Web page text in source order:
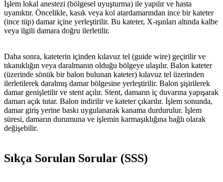
İşlem lokal anestezi (bölgesel uyuşturma) ile yapılır ve hasta
uyanıktır. Öncelikle, kasık veya kol atardamarından ince bir kateter
(ince tüp) damar içine yerleştirilir. Bu kateter, X-ışınları altında kalbe
veya ilgili damara doğru ilerletilir.
Daha sonra, kateterin içinden kılavuz tel (guide wire) geçirilir ve
tıkanıklığın veya daralmanın olduğu bölgeye ulaşılır. Balon kateter
(üzerinde sönük bir balon bulunan kateter) kılavuz tel üzerinden
ilerletilerek daralmış damar bölgesine yerleştirilir. Balon şişirilerek
damar genişletilir ve stent açılır. Stent, damarın iç duvarına yapışarak
damarı açık tutar. Balon indirilir ve kateter çıkarılır. İşlem sonunda,
damar giriş yerine baskı uygulanarak kanama durdurulur. İşlem
süresi, damarın durumuna ve işlemin karmaşıklığına bağlı olarak
değişebilir.
Sıkça Sorulan Sorular (SSS)